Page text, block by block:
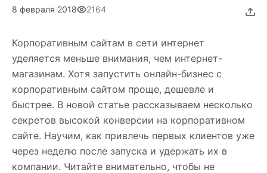
8 февраля 2018 2164
Корпоративным сайтам в сети интернет
уделяется меньше внимания, чем интернет-
магазинам. Хотя запустить онлайн-бизнес с
корпоративным сайтом проще, дешевле и
быстрее. В новой статье рассказываем несколько
секретов высокой конверсии на корпоративном
сайте. Научим, как привлечь первых клиентов уже
через неделю после запуска и удержать их в
компании. Читайте внимательно, чтобы не